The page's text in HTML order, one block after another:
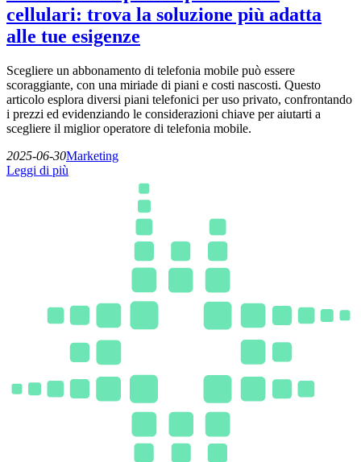
cellulari: trova la soluzione più adatta
alle tue esigenze
Scegliere un abbonamento di telefonia mobile può essere
scoraggiante, con una miriade di piani e costi nascosti. Questo
articolo esplora diversi piani telefonici per uso privato, confrontando
i prezzi ed evidenziando le considerazioni chiave per aiutarti a
scegliere il miglior operatore di telefonia mobile.
2025-06-30Marketing
Leggi di più